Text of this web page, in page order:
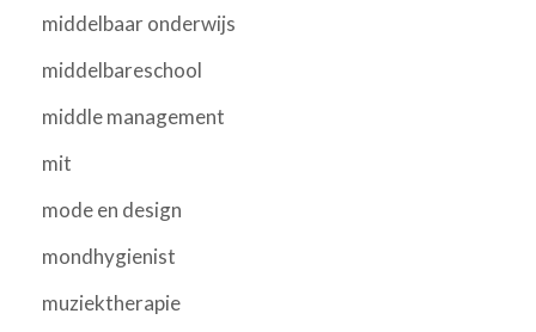
middelbaar onderwijs
middelbareschool
middle management
mit
mode en design
mondhygienist
muziektherapie